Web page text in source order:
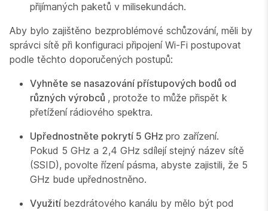
přijímaných paketů v milisekundách.
Aby bylo zajištěno bezproblémové schůzování, měli by
správci sítě při konfiguraci připojení Wi-Fi postupovat
podle těchto doporučených postupů:
Vyhněte se nasazování přístupových bodů od
různých výrobců , protože to může přispět k
přetížení rádiového spektra.
Upřednostněte pokrytí 5 GHz pro zařízení.
Pokud 5 GHz a 2,4 GHz sdílejí stejný název sítě
(SSID), povolte řízení pásma, abyste zajistili, že 5
GHz bude upřednostněno.
Využití bezdrátového kanálu by mělo být pod